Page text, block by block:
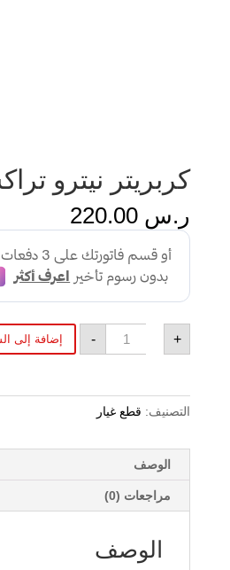
كربريتر نيترو
ر.س
-
كمية
كربريتر
نيترو
+ إضافة إلى
التصنيف: قطع غيار
الوصف
مراجعات (0)
الوصف